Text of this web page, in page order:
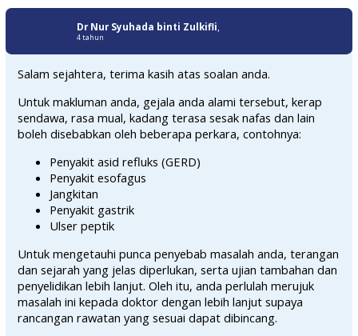
Dr Nur Syuhada binti Zulkifli
4 tahun
Salam sejahtera, terima kasih atas soalan anda.
Untuk makluman anda, gejala anda alami tersebut, kerap
sendawa, rasa mual, kadang terasa sesak nafas dan lain
boleh disebabkan oleh beberapa perkara, contohnya:
Penyakit asid refluks (GERD)
Penyakit esofagus
Jangkitan
Penyakit gastrik
Ulser peptik
Untuk mengetauhi punca penyebab masalah anda, terangan
dan sejarah yang jelas diperlukan, serta ujian tambahan dan
penyelidikan lebih lanjut. Oleh itu, anda perlulah merujuk
masalah ini kepada doktor dengan lebih lanjut supaya
rancangan rawatan yang sesuai dapat dibincang.